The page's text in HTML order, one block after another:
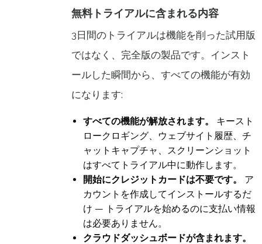
無料トライアルに含まれる内容
3日間のトライアルは機能を削った試用版
ではなく、完全版の製品です。インスト
ールした瞬間から、すべての機能が有効
になります:
すべての機能が解放されます。
キースト
ロークロギング、ウェブサイト履歴、チ
ャットキャプチャ、スクリーンショット
はすべてトライアル中に動作します。
開始にクレジットカードは不要です。
ア
カウントを作成してインストールするだ
け — トライアルを始めるのに支払い情報
は必要ありません。
クラウドダッシュボードが含まれます。